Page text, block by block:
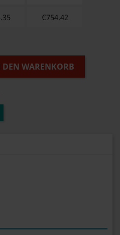
€754.42
WARENKORB